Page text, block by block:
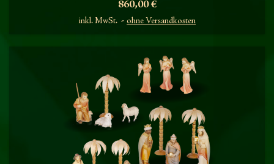
Preis
860,00 €
inkl. MwSt. ohne Versandkosten